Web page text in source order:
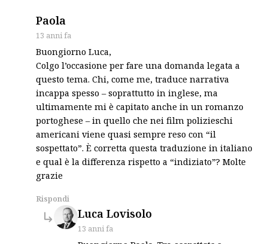
Paola
13 anni fa
Buongiorno Luca,
Colgo l’occasione per fare una domanda legata a
questo tema. Chi, come me, traduce narrativa
incappa spesso – soprattutto in inglese, ma
ultimamente mi è capitato anche in un romanzo
portoghese – in quello che nei film polizieschi
americani viene quasi sempre reso con “il
sospettato”. È corretta questa traduzione in italiano
e qual è la differenza rispetto a “indiziato”? Molte
grazie
Rispondi
Luca Lovisolo
13 anni fa